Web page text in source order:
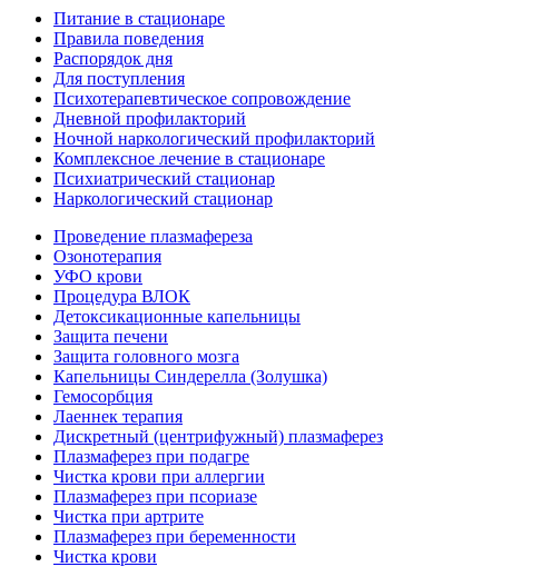
Питание в стационаре
Правила поведения
Распорядок дня
Для поступления
Психотерапевтическое сопровождение
Дневной профилакторий
Ночной наркологический профилакторий
Комплексное лечение в стационаре
Психиатрический стационар
Наркологический стационар
Проведение плазмафереза
Озонотерапия
УФО крови
Процедура ВЛОК
Детоксикационные капельницы
Защита печени
Защита головного мозга
Капельницы Синдерелла (Золушка)
Гемосорбция
Лаеннек терапия
Дискретный (центрифужный) плазмаферез
Плазмаферез при подагре
Чистка крови при аллергии
Плазмаферез при псориазе
Чистка при артрите
Плазмаферез при беременности
Чистка крови